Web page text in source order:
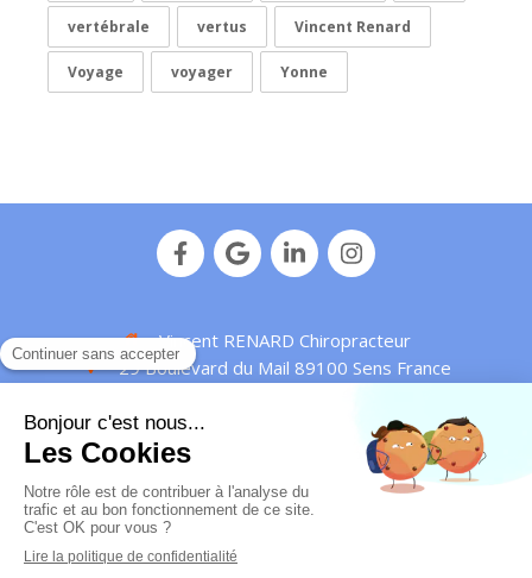
vertébrale vertus Vincent Renard
Voyage voyager Yonne
Vincent RENARD Chiropracteur
29 Boulevard du Mail 89100 Sens France
Mentions légales
© Vincent Renard - 2016 -